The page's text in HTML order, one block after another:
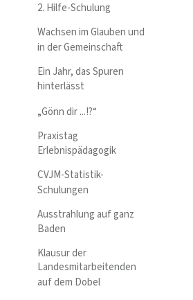
2. Hilfe-Schulung
Wachsen im Glauben und
in der Gemeinschaft
Ein Jahr, das Spuren
hinterlässt
„Gönn dir ...!?“
Praxistag
Erlebnispädagogik
CVJM-Statistik-
Schulungen
Ausstrahlung auf ganz
Baden
Klausur der
Landesmitarbeitenden
auf dem Dobel